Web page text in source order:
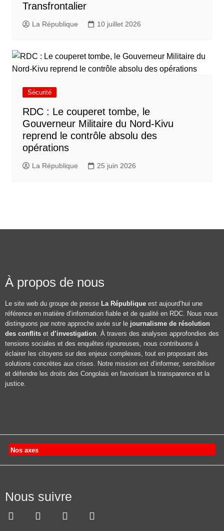
Transfrontalier
La République 10 juillet 2026
Sécurité
RDC : Le couperet tombe, le
Gouverneur Militaire du Nord-Kivu
reprend le contrôle absolu des
opérations
La République 25 juin 2026
À propos de nous
Le site web du groupe de presse La République est aujourd’hui une
référence en matière d’information fiable et de qualité en RDC. Nous nous
distinguons par notre approche axée sur le journalisme de résolution
des conflits et d’investigation. À travers des analyses approfondies des
tensions sociales et des enquêtes rigoureuses, nous contribuons à
éclairer les citoyens sur des enjeux complexes, tout en proposant des
solutions concrètes aux crises. Notre mission est d’informer, sensibiliser
et défendre les droits des Congolais en favorisant la transparence et la
justice.
Nos axes
Nous suivre